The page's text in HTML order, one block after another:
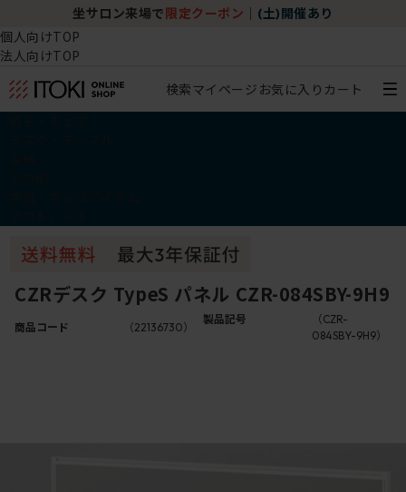
坐サロン来場で 限定クーポン (土)開催あり
個人向けTOP
法人向けTOP
検索マイページ お気に入り カート
CZRデスク TypeS パネル CZR-084SBY-9H9
商品コード （22136730）
製品記号
（CZR-
084SBY-9H9）